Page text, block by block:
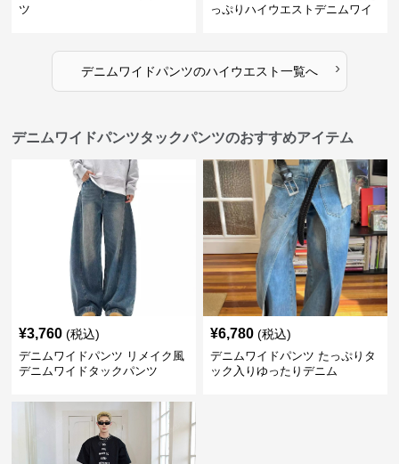
ツ
っぷりハイウエストデニムワイ
デニムワイドパンツのハイウエスト一覧へ ›
デニムワイドパンツタックパンツのおすすめアイテム
¥3,760 (税込)
デニムワイドパンツ リメイク風
デニムワイドタックパンツ
¥6,780 (税込)
デニムワイドパンツ たっぷりタ
ック入りゆったりデニム